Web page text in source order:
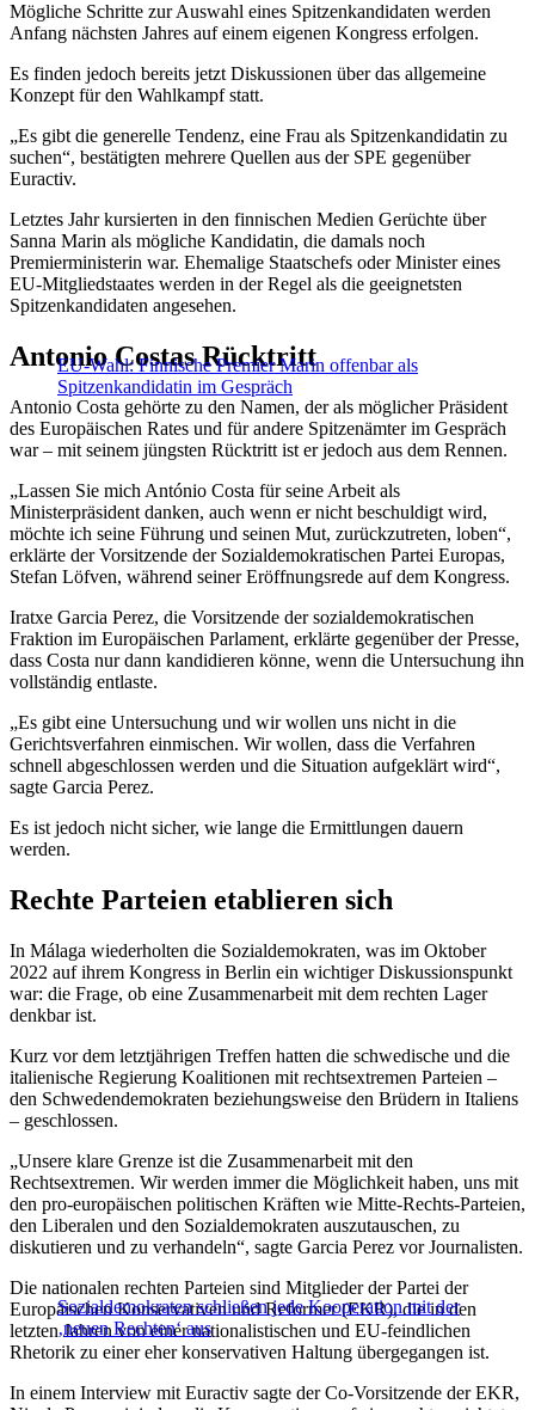
Mögliche Schritte zur Auswahl eines Spitzenkandidaten werden
Anfang nächsten Jahres auf einem eigenen Kongress erfolgen.
Es finden jedoch bereits jetzt Diskussionen über das allgemeine
Konzept für den Wahlkampf statt.
„Es gibt die generelle Tendenz, eine Frau als Spitzenkandidatin zu
suchen“, bestätigten mehrere Quellen aus der SPE gegenüber
Euractiv.
Letztes Jahr kursierten in den finnischen Medien Gerüchte über
Sanna Marin als mögliche Kandidatin, die damals noch
Premierministerin war. Ehemalige Staatschefs oder Minister eines
EU-Mitgliedstaates werden in der Regel als die geeignetsten
Spitzenkandidaten angesehen.
EU-Wahl: Finnische Premier Marin offenbar als
Spitzenkandidatin im Gespräch
Antonio Costas Rücktritt
Antonio Costa gehörte zu den Namen, der als möglicher Präsident
des Europäischen Rates und für andere Spitzenämter im Gespräch
war – mit seinem jüngsten Rücktritt ist er jedoch aus dem Rennen.
„Lassen Sie mich António Costa für seine Arbeit als
Ministerpräsident danken, auch wenn er nicht beschuldigt wird,
möchte ich seine Führung und seinen Mut, zurückzutreten, loben“,
erklärte der Vorsitzende der Sozialdemokratischen Partei Europas,
Stefan Löfven, während seiner Eröffnungsrede auf dem Kongress.
Iratxe Garcia Perez, die Vorsitzende der sozialdemokratischen
Fraktion im Europäischen Parlament, erklärte gegenüber der Presse,
dass Costa nur dann kandidieren könne, wenn die Untersuchung ihn
vollständig entlaste.
„Es gibt eine Untersuchung und wir wollen uns nicht in die
Gerichtsverfahren einmischen. Wir wollen, dass die Verfahren
schnell abgeschlossen werden und die Situation aufgeklärt wird“,
sagte Garcia Perez.
Es ist jedoch nicht sicher, wie lange die Ermittlungen dauern
werden.
Rechte Parteien etablieren sich
In Málaga wiederholten die Sozialdemokraten, was im Oktober
2022 auf ihrem Kongress in Berlin ein wichtiger Diskussionspunkt
war: die Frage, ob eine Zusammenarbeit mit dem rechten Lager
denkbar ist.
Kurz vor dem letztjährigen Treffen hatten die schwedische und die
italienische Regierung Koalitionen mit rechtsextremen Parteien –
den Schwedendemokraten beziehungsweise den Brüdern in Italiens
– geschlossen.
„Unsere klare Grenze ist die Zusammenarbeit mit den
Rechtsextremen. Wir werden immer die Möglichkeit haben, uns mit
den pro-europäischen politischen Kräften wie Mitte-Rechts-Parteien,
den Liberalen und den Sozialdemokraten auszutauschen, zu
diskutieren und zu verhandeln“, sagte Garcia Perez vor Journalisten.
Sozialdemokraten schließen jede Kooperation mit der
‚neuen Rechten‘ aus
Die nationalen rechten Parteien sind Mitglieder der Partei der
Europäischen Konservativen und Reformer (EKR), die in den
letzten Jahren von einer nationalistischen und EU-feindlichen
Rhetorik zu einer eher konservativen Haltung übergegangen ist.
In einem Interview mit Euractiv sagte der Co-Vorsitzende der EKR,